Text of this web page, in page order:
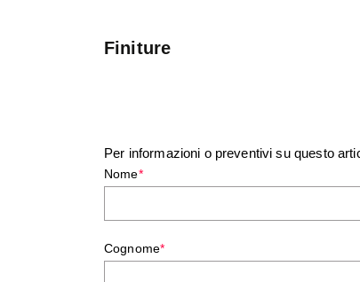
Finiture
Per informazioni o preventivi su questo
Nome*
Cognome*